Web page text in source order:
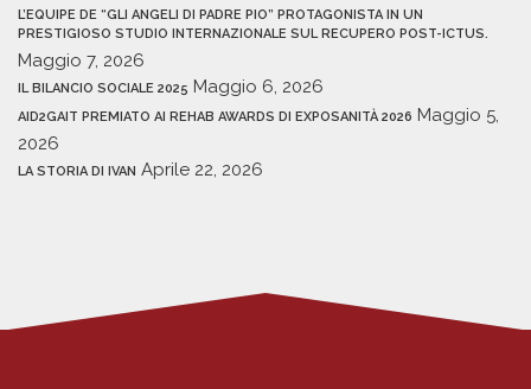
L’EQUIPE DE “GLI ANGELI DI PADRE PIO” PROTAGONISTA IN UN
PRESTIGIOSO STUDIO INTERNAZIONALE SUL RECUPERO POST-ICTUS.
Maggio 7, 2026
IL BILANCIO SOCIALE 2025 Maggio 6, 2026
AID2GAIT PREMIATO AI REHAB AWARDS DI EXPOSANITÀ 2026 Maggio 5,
2026
LA STORIA DI IVAN Aprile 22, 2026